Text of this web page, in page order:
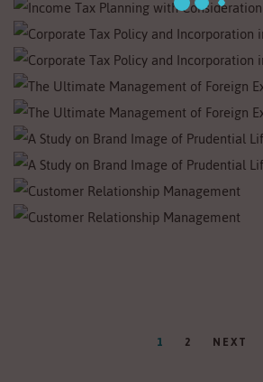
1 2 NEXT